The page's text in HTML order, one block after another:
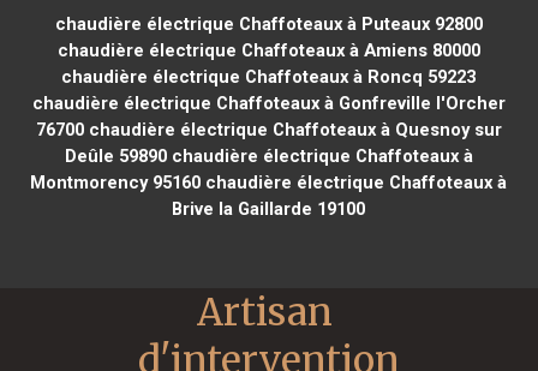
chaudière électrique Chaffoteaux à Puteaux 92800
chaudière électrique Chaffoteaux à Amiens 80000
chaudière électrique Chaffoteaux à Roncq 59223
chaudière électrique Chaffoteaux à Gonfreville l'Orcher
76700chaudière électrique Chaffoteaux à Quesnoy sur
Deûle 59890chaudière électrique Chaffoteaux à
Montmorency 95160 chaudière électrique Chaffoteaux à
Brive la Gaillarde 19100
Artisan
d'intervention